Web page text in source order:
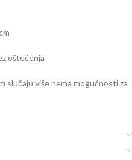
oštećenja
slučaju više nema mogućnosti za